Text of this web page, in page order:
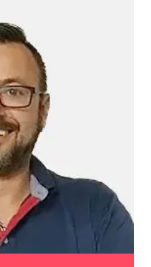
zurücksetzen
Ausstattung